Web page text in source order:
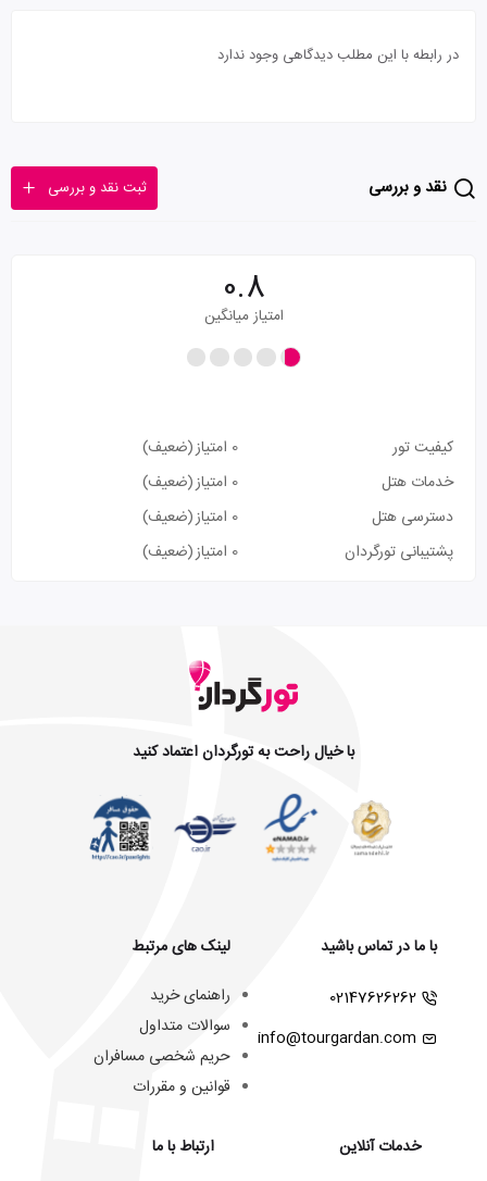
در رابطه با این مطلب دیدگاهی وجود ندارد
نقد و بررسی ثبت نقد و بررسی
0.8
امتیاز میانگین
کیفیت تور 0 امتیاز
(ضعیف)
خدمات هتل
0 امتیاز
(ضعیف)
دسترسی هتل
0 امتیاز
(ضعیف)
پشتیبانی تورگردان
0 امتیاز (ضعیف)
با خیال راحت به تورگردان اعتماد کنید
با ما در تماس باشید
02147626262
info@tourgardan.com
خدمات آنلاین
لینک های مرتبط
راهنمای خرید
سوالات متداول
حریم شخصی مسافران
قوانین و مقررات
ارتباط با ما